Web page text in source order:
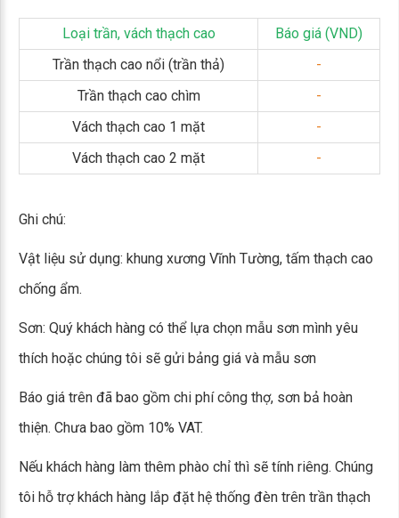
Loại trần, vách thạch cao
Báo giá (VND)
Trần thạch cao nổi (trần thả)
-
Trần thạch cao chìm
-
Vách thạch cao 1 mặt
-
Vách thạch cao 2 mặt
-
Ghi chú:
Vật liệu sử dụng: khung xương Vĩnh Tường, tấm thạch cao
chống ẩm.
Sơn: Quý khách hàng có thể lựa chọn mẫu sơn mình yêu
thích hoặc chúng tôi sẽ gửi bảng giá và mẫu sơn
Báo giá trên đã bao gồm chi phí công thợ, sơn bả hoàn
thiện. Chưa bao gồm 10% VAT.
Nếu khách hàng làm thêm phào chỉ thì sẽ tính riêng. Chúng
tôi hỗ trợ khách hàng lắp đặt hệ thống đèn trên trần thạch